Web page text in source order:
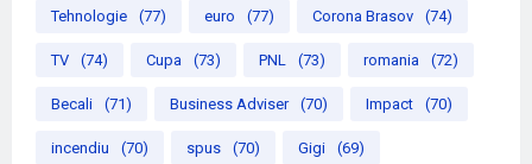
Tehnologie (77) euro (77) Corona Brasov (74)
TV (74) Cupa (73) PNL (73) romania (72)
Becali (71) Business Adviser (70) Impact (70)
incendiu (70) spus (70) Gigi (69)